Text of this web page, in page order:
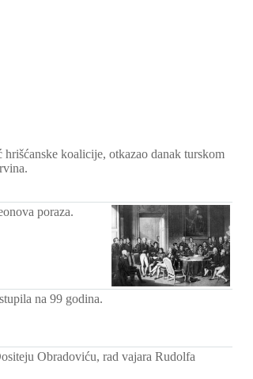
koalicije, otkazao danak turskom
poraza.
na 99 godina.
Obradoviću, rad vajara Rudolfa